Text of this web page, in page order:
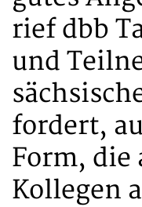
rief dbb
und
fordert,
Form, die
Kollegen